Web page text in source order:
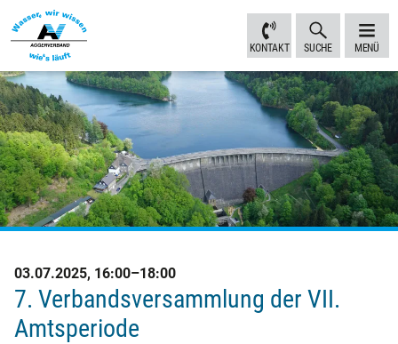
Sprungmarken
Inhalt
anspringen
Navigation
anspringen
Fußbereich
anspringen
KONTAKT SUCHE MENÜ
03.07.2025, 16:00–18:00
7. Verbandsversammlung der VII.
Amtsperiode